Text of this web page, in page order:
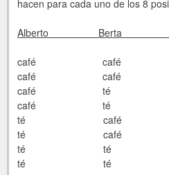
hacen para cada uno de los 8
Alberto Berta
café café
café
café
café
té
café
té
té
café
té
café
té
té
té
té